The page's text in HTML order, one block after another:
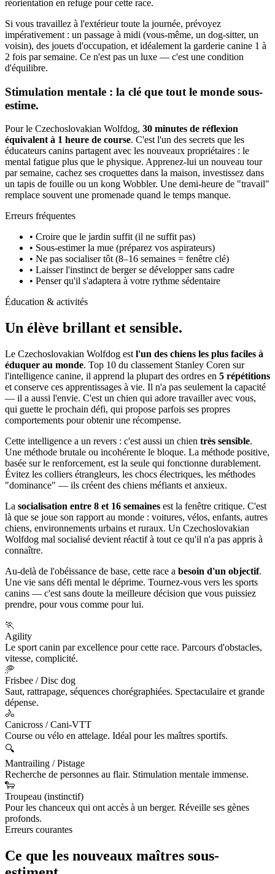
réorientation en refuge pour cette race.
Si vous travaillez à l'extérieur toute la journée, prévoyez
impérativement : un passage à midi (vous-même, un dog-sitter, un
voisin), des jouets d'occupation, et idéalement la garderie canine 1 à
2 fois par semaine. Ce n'est pas un luxe — c'est une condition
d'équilibre.
Stimulation mentale : la clé que tout le monde sous-
estime.
Pour le Czechoslovakian Wolfdog, 30 minutes de réflexion
équivalent à 1 heure de course. C'est l'un des secrets que les
éducateurs canins partagent avec les nouveaux propriétaires : le
mental fatigue plus que le physique. Apprenez-lui un nouveau tour
par semaine, cachez ses croquettes dans la maison, investissez dans
un tapis de fouille ou un kong Wobbler. Une demi-heure de "travail"
remplace souvent une promenade quand le temps manque.
Erreurs fréquentes
• Croire que le jardin suffit (il ne suffit pas)
• Sous-estimer la mue (préparez vos aspirateurs)
• Ne pas socialiser tôt (8–16 semaines = fenêtre clé)
• Laisser l'instinct de berger se développer sans cadre
• Penser qu'il s'adaptera à votre rythme sédentaire
Éducation & activités
Un élève brillant et sensible.
Le Czechoslovakian Wolfdog est l'un des chiens les plus faciles à
éduquer au monde. Top 10 du classement Stanley Coren sur
l'intelligence canine, il apprend la plupart des ordres en 5 répétitions
et conserve ces apprentissages à vie. Il n'a pas seulement la capacité
— il a aussi l'envie. C'est un chien qui adore travailler avec vous,
qui guette le prochain défi, qui propose parfois ses propres
comportements pour obtenir une récompense.
Cette intelligence a un revers : c'est aussi un chien très sensible.
Une méthode brutale ou incohérente le bloque. La méthode positive,
basée sur le renforcement, est la seule qui fonctionne durablement.
Évitez les colliers étrangleurs, les chocs électriques, les méthodes
"dominance" — ils créent des chiens méfiants et anxieux.
La socialisation entre 8 et 16 semaines est la fenêtre critique. C'est
là que se joue son rapport au monde : voitures, vélos, enfants, autres
chiens, environnements urbains et ruraux. Un Czechoslovakian
Wolfdog mal socialisé devient réactif à tout ce qu'il n'a pas appris à
connaître.
Au-delà de l'obéissance de base, cette race a besoin d'un objectif.
Une vie sans défi mental le déprime. Tournez-vous vers les sports
canins — c'est sans doute la meilleure décision que vous puissiez
prendre, pour vous comme pour lui.
🏃
Agility
Le sport canin par excellence pour cette race. Parcours d'obstacles,
vitesse, complicité.
🥏
Frisbee / Disc dog
Saut, rattrapage, séquences chorégraphiées. Spectaculaire et grande
dépense.
🚴
Canicross / Cani-VTT
Course ou vélo en attelage. Idéal pour les maîtres sportifs.
🔍
Mantrailing / Pistage
Recherche de personnes au flair. Stimulation mentale immense.
🐑
Troupeau (instinctif)
Pour les chanceux qui ont accès à un berger. Réveille ses gènes
profonds.
Erreurs courantes
Ce que les nouveaux maîtres sous-